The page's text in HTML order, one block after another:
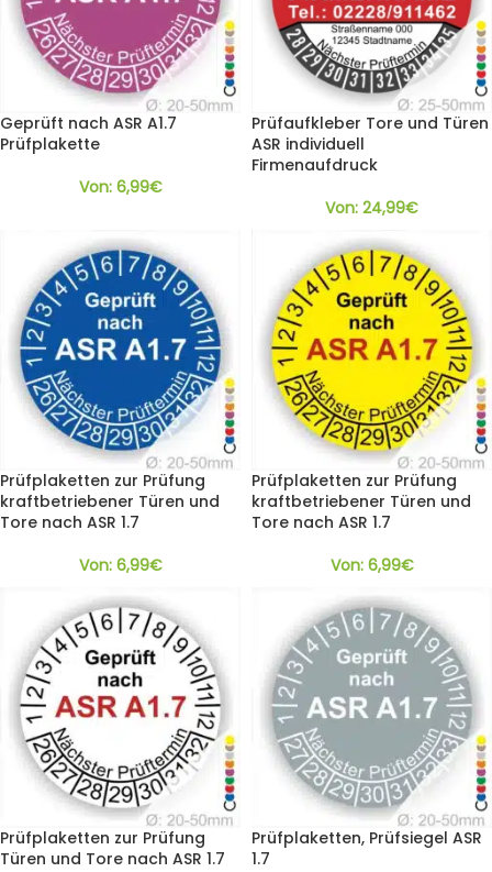
Geprüft nach ASR A1.7
Prüfplakette
Von: 6,99€
Prüfaufkleber Tore und Türen
ASR individuell
Firmenaufdruck
Von: 24,99€
Prüfplaketten zur Prüfung
kraftbetriebener Türen und
Tore nach ASR 1.7
Von: 6,99€
Prüfplaketten zur Prüfung
kraftbetriebener Türen und
Tore nach ASR 1.7
Von: 6,99€
Prüfplaketten zur Prüfung
Türen und Tore nach ASR 1.7
Prüfplaketten, Prüfsiegel ASR
1.7